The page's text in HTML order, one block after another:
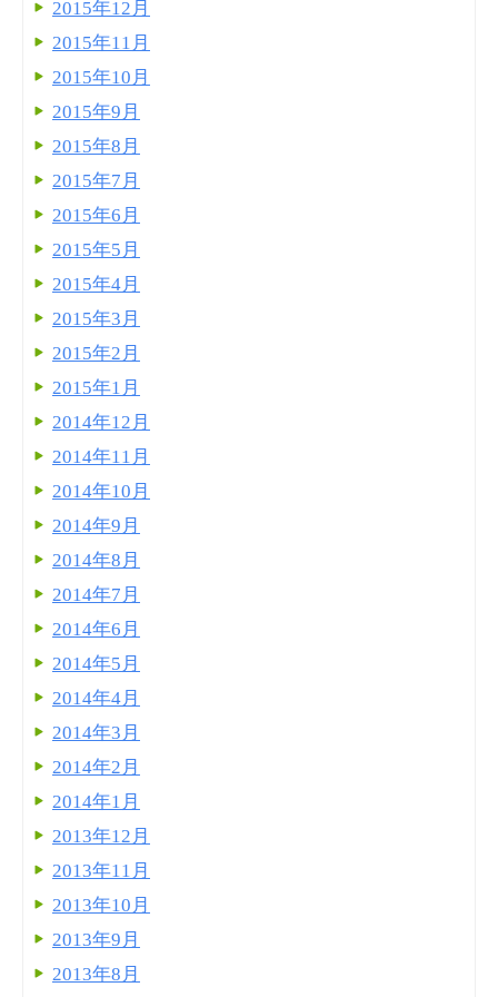
2015年12月
2015年11月
2015年10月
2015年9月
2015年8月
2015年7月
2015年6月
2015年5月
2015年4月
2015年3月
2015年2月
2015年1月
2014年12月
2014年11月
2014年10月
2014年9月
2014年8月
2014年7月
2014年6月
2014年5月
2014年4月
2014年3月
2014年2月
2014年1月
2013年12月
2013年11月
2013年10月
2013年9月
2013年8月